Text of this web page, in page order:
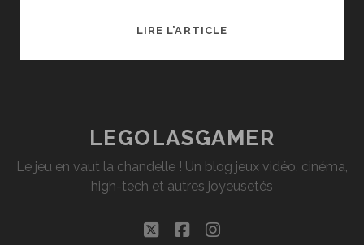
LIRE L’ARTICLE[CINÉ]
LEGOLASGAMER
Le jeu en vaut la chandelle ! Un blog jeux vidéo, cinéma,
high-tech et autres joyeusetés
twitterfacebookinstagram